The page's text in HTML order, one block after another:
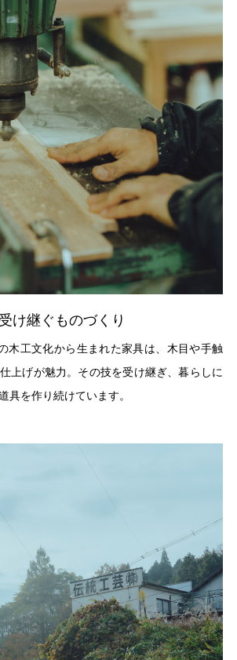
け継ぐものづくり
木工文化から生まれた家具は、木目や手触
上げが魅力。その技を受け継ぎ、暮らしに
具を作り続けています。